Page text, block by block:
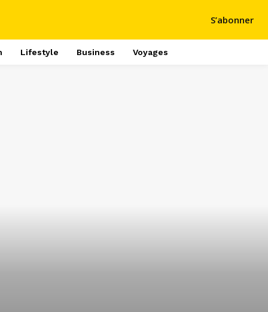
S’abonner
Lifestyle Business Voyages